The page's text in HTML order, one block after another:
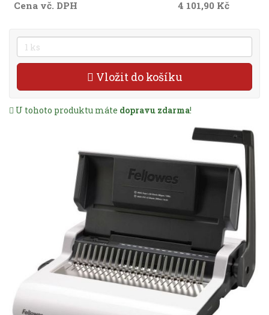
Cena vč. DPH
4 101,90 Kč
Vložit do košíku
U tohoto produktu máte dopravu zdarma!